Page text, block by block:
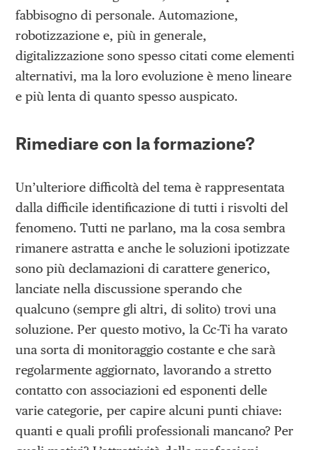
fabbisogno di personale. Automazione,
robotizzazione e, più in generale,
digitalizzazione sono spesso citati come elementi
alternativi, ma la loro evoluzione è meno lineare
e più lenta di quanto spesso auspicato.
Rimediare con la formazione?
Un’ulteriore difficoltà del tema è rappresentata
dalla difficile identificazione di tutti i risvolti del
fenomeno. Tutti ne parlano, ma la cosa sembra
rimanere astratta e anche le soluzioni ipotizzate
sono più declamazioni di carattere generico,
lanciate nella discussione sperando che
qualcuno (sempre gli altri, di solito) trovi una
soluzione. Per questo motivo, la Cc-Ti ha varato
una sorta di monitoraggio costante e che sarà
regolarmente aggiornato, lavorando a stretto
contatto con associazioni ed esponenti delle
varie categorie, per capire alcuni punti chiave:
quanti e quali profili professionali mancano? Per